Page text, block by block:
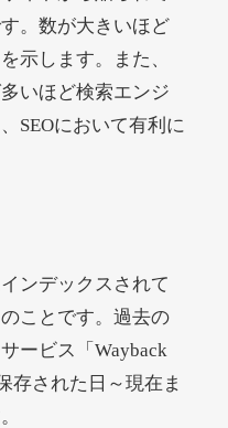
。数が大きいほど
示します。また、
いほど検索エンジ
SEOにおいて有利に
ンデックスされて
ことです。過去の
ービス「Wayback
存された日～現在ま